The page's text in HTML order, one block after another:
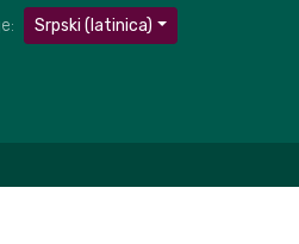
Srpski (latinica)